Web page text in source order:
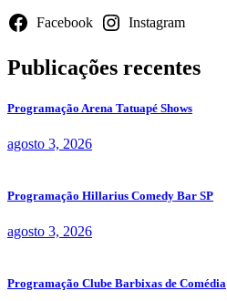
Facebook Instagram
Publicações recentes
Programação Arena Tatuapé Shows
agosto 3, 2026
Programação Hillarius Comedy Bar SP
agosto 3, 2026
Programação Clube Barbixas de Comédia